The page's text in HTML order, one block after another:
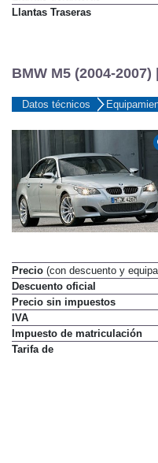
Llantas Traseras
BMW M5 (2004-2007) |
Datos técnicos
Precio (con descuento y
Descuento oficial
Precio sin impuestos
IVA
Impuesto de matriculación
Tarifa de